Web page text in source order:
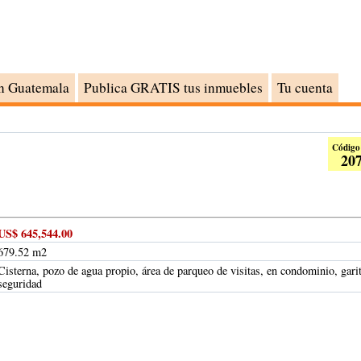
Guatemala Publica GRATIS tus inmuebles Tu cuenta
645,544.00
m2
pozo de agua propio, área de parqueo de visitas, en condominio,